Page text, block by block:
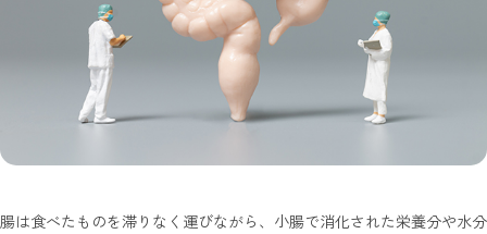
腸は食べたものを滞りなく運びながら、小腸で消化された栄養分や水分